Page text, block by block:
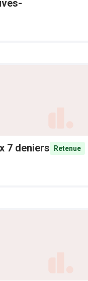
7 deniers
Retenue